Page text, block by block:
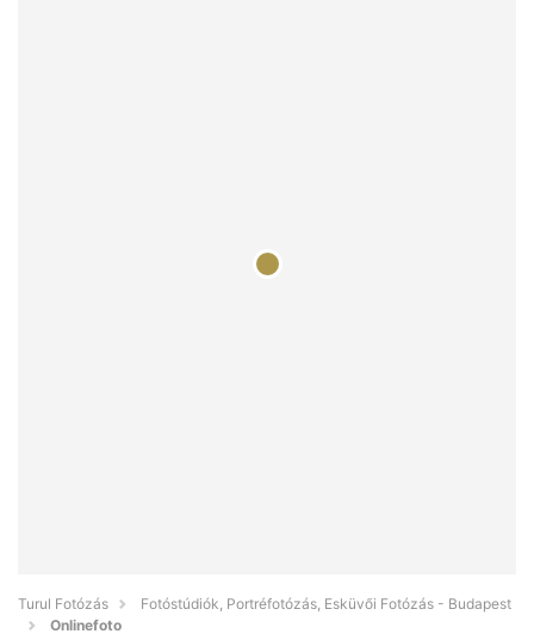
Turul Fotózás
Fotóstúdiók, Portréfotózás, Esküvői Fotózás - Budapest
Onlinefoto